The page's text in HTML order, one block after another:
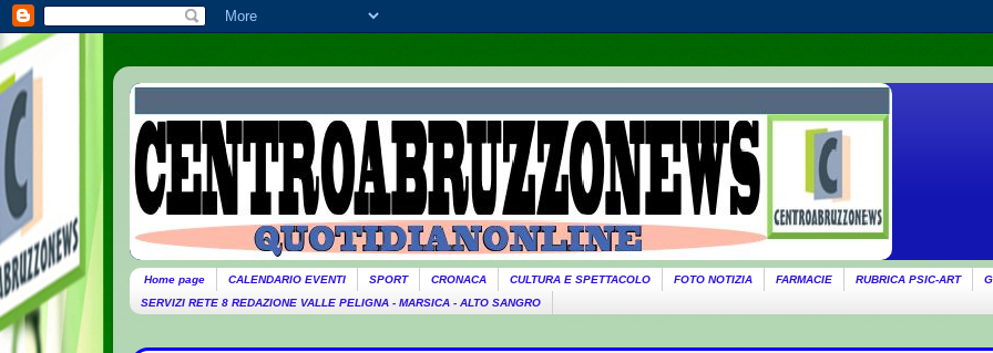
Home page CALENDARIO EVENTI SPORT CRONACA CULTURA E SPETTACOLO FOTO NOTIZIA FARMACIE RUBRICA PSIC-ART
SERVIZI RETE 8 REDAZIONE VALLE PELIGNA - MARSICA - ALTO SANGRO